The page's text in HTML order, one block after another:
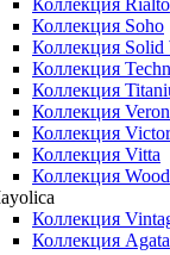
Коллекция Rialto
Коллекция Soho
Коллекция Solid
Коллекция
Коллекция
Коллекция
Коллекция
Коллекция Vitta
Коллекция Wood
Коллекция
Коллекция Agata